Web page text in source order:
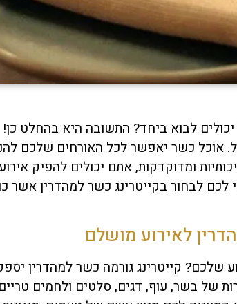
לבוא ביחד? התשובה היא בהחלט
אוכל כשר יאפשר לכל האורחים שלכם
ומדוקדקות, אתם יכולים להפיק
לבחור בקייטרינג כשר למהדרין אשר
לאירוע מושלם
שלכם? קייטרינג גורמה כשר למהדרין
של בשר, עוף, דגים, סלטים ולחמים